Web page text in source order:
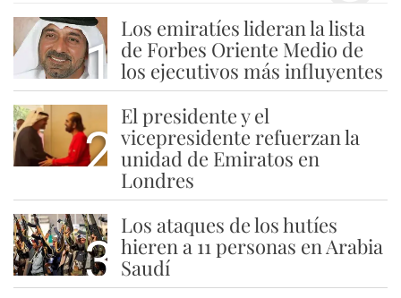
1
Los emiratíes lideran la lista
de Forbes Oriente Medio de
los ejecutivos más influyentes
2
El presidente y el
vicepresidente refuerzan la
unidad de Emiratos en
Londres
3
Los ataques de los hutíes
hieren a 11 personas en Arabia
Saudí